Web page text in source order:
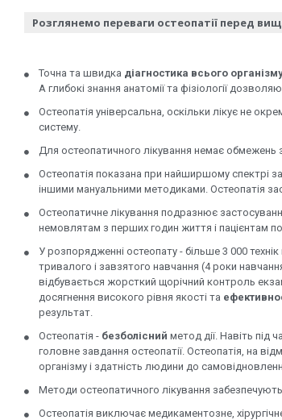
Розглянемо переваги остеопатії перед
Точна та швидка діагностика всього
А глибокі знання анатомії та фізіології
Остеопатія універсальна, оскільки лікує не
систему.
Для остеопатичного лікування немає обмежень
Остеопатія показана при найширшому спектрі
іншими мануальними методиками. Остеопатія
Остеопатичне лікування подразнює
немовлятам з перших годин життя і пацієнтам
У розпорядженні остеопату - більше 3 000
тривалого і завзятого навчання (4 роки
відбувається жорсткий щорічний контроль
досягнення високого рівня якості та
результат.
Остеопатія - безболісний метод дії. Навіть під
головне завдання остеопатії. Остеопатія, на
організму і здатність людини до
Методи остеопатичного лікування
Остеопатія виключає медикаментозне,